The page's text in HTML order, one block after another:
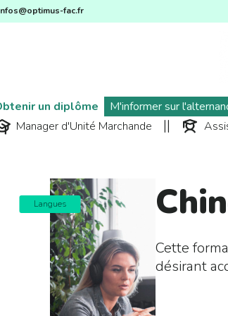
fac.fr
un diplôme M'informer sur
Manager d'Unité Marchande
||
Langues
Cette
désirant